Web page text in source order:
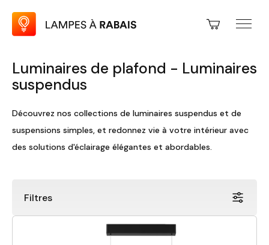
Luminaires de plafond - Luminaires
suspendus
Découvrez nos collections de luminaires suspendus et de
suspensions simples, et redonnez vie à votre intérieur avec
des solutions d'éclairage élégantes et abordables.
Filtres